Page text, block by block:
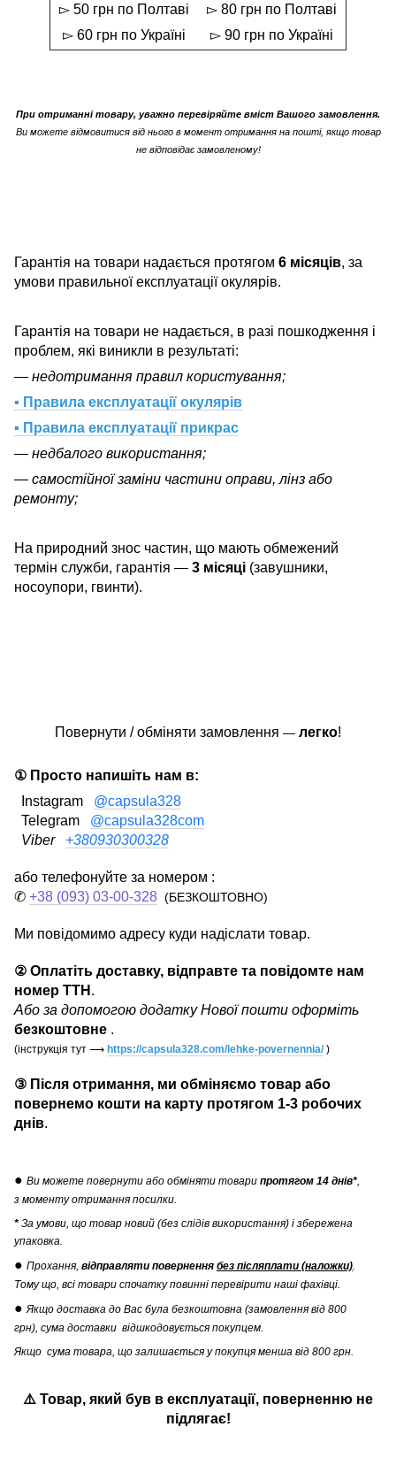
▻ 50 грн по Полтаві
▻ 60 грн по Україні
▻ 80 грн по Полтаві
▻ 90 грн по Україні
При отриманні товару, уважно перевіряйте вміст Вашого замовлення.
Ви можете відмовитися від нього в момент отримання на пошті, якщо товар
не відповідає замовленому!
Гарантія на товари надається протягом 6 місяців, за
умови правильної експлуатації окулярів.
Гарантія на товари не надається, в разі пошкодження і
проблем, які виникли в результаті:
— недотримання правил користування;
▪ Правила експлуатації окулярів
▪ Правила експлуатації прикрас
— недбалого використання;
— самостійної заміни частини оправи, лінз або
ремонту;
На природний знос частин, що мають обмежений
термін служби, гарантія — 3 місяці (завушники,
носоупори, гвинти).
Повернути / обміняти замовлення — легко!
① Просто напишіть нам в:
Instagram @capsula328
Telegram @capsula328com
Viber +380930300328
або телефонуйте за номером :
✆ +38 (093) 03-00-328 (БЕЗКОШТОВНО)
Ми повідомимо адресу куди надіслати товар.
② Оплатіть доставку, відправте та повідомте нам
номер ТТН .
Або за допомогою додатку Нової пошти оформіть
безкоштовне .
(інструкція тут ⟶ https://capsula328.com/lehke-povernennia/)
③ Після отримання, ми обміняємо товар або
повернемо кошти на карту протягом 1-3 робочих
днів.
● Ви можете повернути або обміняти товари протягом 14 днів*
з моменту отримання посилки.
* За умови, що товар новий (без слідів використання) і збережена
упаковка.
● Прохання, відправляти повернення без післяплати (наложки)
Тому що, всі товари спочатку повинні перевірити наші фахівці.
● Якщо доставка до Вас була безкоштовна (замовлення від 800
грн), сума доставки відшкодовується покупцем.
Якщо сума товара, що залишається у покупця менша від 800 грн.
⚠️ Товар, який був в експлуатації, поверненню не
підлягає!